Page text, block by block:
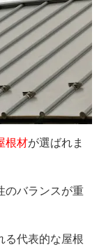
根材が選ばれま
のバランスが重
る代表的な屋根